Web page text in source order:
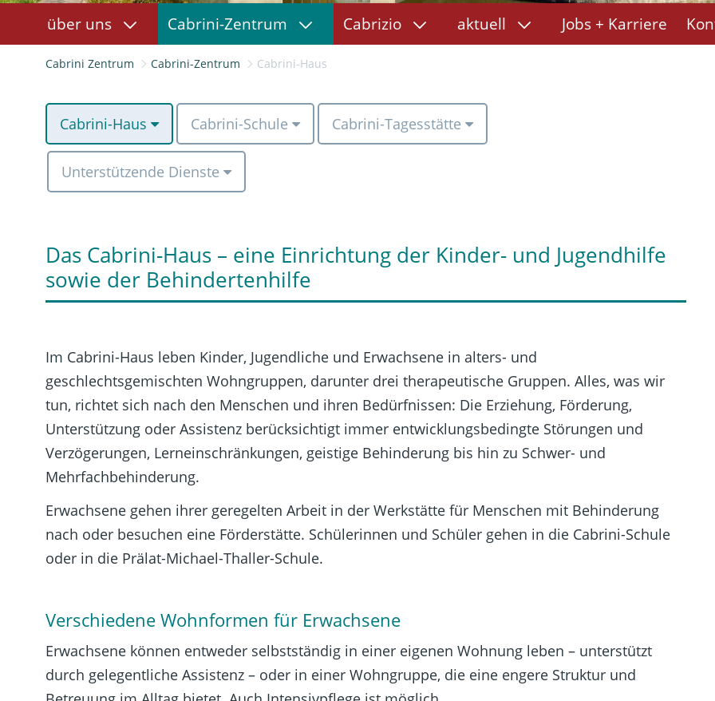
über uns Cabrini-Zentrum Cabrizio aktuell Jobs + Karriere
Cabrini Zentrum Cabrini-Zentrum Cabrini-Haus
Cabrini-Haus Cabrini-Schule Cabrini-Tagesstätte
Unterstützende Dienste
Das Cabrini-Haus – eine Einrichtung der Kinder- und Jugendhilfe
sowie der Behindertenhilfe
Im Cabrini-Haus leben Kinder, Jugendliche und Erwachsene in alters- und
geschlechtsgemischten Wohngruppen, darunter drei therapeutische Gruppen. Alles, was wir
tun, richtet sich nach den Menschen und ihren Bedürfnissen: Die Erziehung, Förderung,
Unterstützung oder Assistenz berücksichtigt immer entwicklungsbedingte Störungen und
Verzögerungen, Lerneinschränkungen, geistige Behinderung bis hin zu Schwer- und
Mehrfachbehinderung.
Erwachsene gehen ihrer geregelten Arbeit in der Werkstätte für Menschen mit Behinderung
nach oder besuchen eine Förderstätte. Schülerinnen und Schüler gehen in die Cabrini-Schule
oder in die Prälat-Michael-Thaller-Schule.
Verschiedene Wohnformen für Erwachsene
Erwachsene können entweder selbstständig in einer eigenen Wohnung leben – unterstützt
durch gelegentliche Assistenz – oder in einer Wohngruppe, die eine engere Struktur und